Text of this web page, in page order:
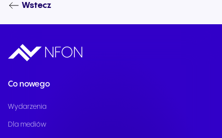
Wstecz
Co nowego
Wydarzenia
Dla mediów